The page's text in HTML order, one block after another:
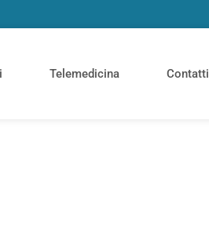
Telemedicina Contatti